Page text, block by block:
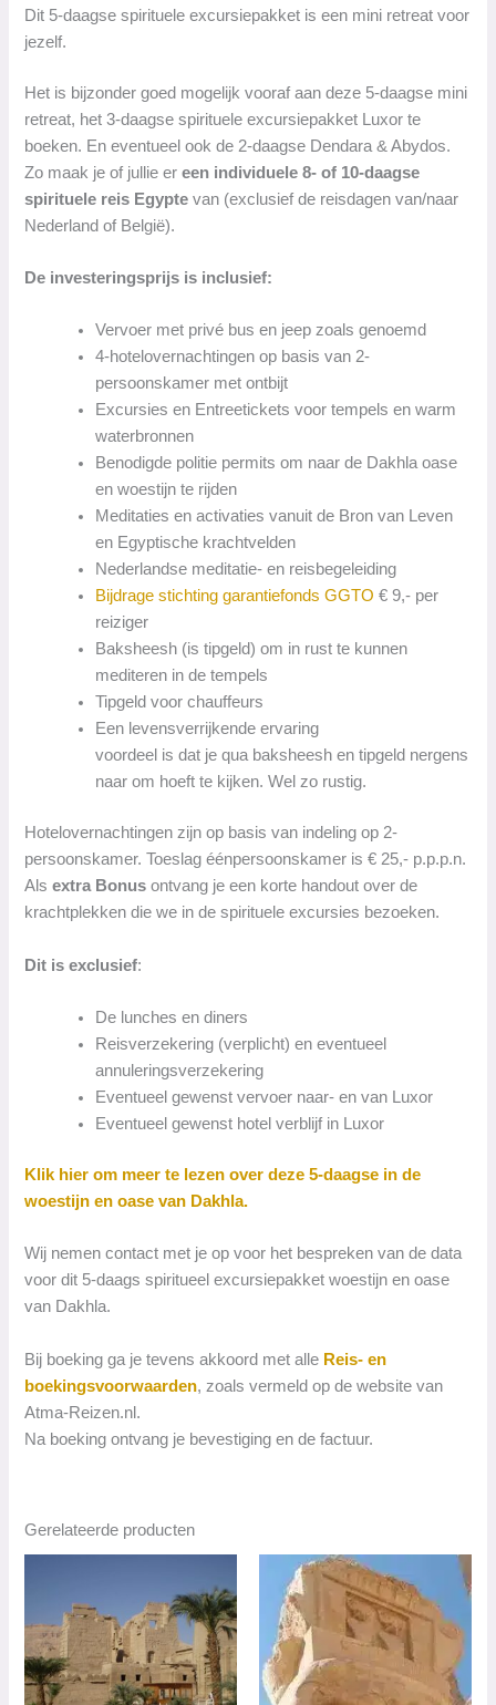
Dit 5-daagse spirituele excursiepakket is een mini retreat voor
jezelf.
Het is bijzonder goed mogelijk vooraf aan deze 5-daagse mini
retreat, het 3-daagse spirituele excursiepakket Luxor te
boeken. En eventueel ook de 2-daagse Dendara & Abydos.
Zo maak je of jullie ereen individuele 8- of 10-daagse
spirituele reis Egypte van (exclusief de reisdagen van/naar
Nederland of België).
De investeringsprijs is inclusief:
Vervoer met privé bus en jeep zoals genoemd
4-hotelovernachtingen op basis van 2-
persoonskamer met ontbijt
Excursies en Entreetickets voor tempels en warm
waterbronnen
Benodigde politie permits om naar de Dakhla oase
en woestijn te rijden
Meditaties en activaties vanuit de Bron van Leven
en Egyptische krachtvelden
Nederlandse meditatie- en reisbegeleiding
Bijdrage stichting garantiefonds GGTO € 9,- per
reiziger
Baksheesh (is tipgeld) om in rust te kunnen
mediteren in de tempels
Tipgeld voor chauffeurs
Een levensverrijkende ervaring
voordeel is dat je qua baksheesh en tipgeld nergens
naar om hoeft te kijken. Wel zo rustig.
Hotelovernachtingen zijn op basis van indeling op 2-
persoonskamer. Toeslag éénpersoonskamer is € 25,- p.p.p.n.
Alsextra Bonus ontvang je een korte handout over de
krachtplekken die we in de spirituele excursies bezoeken.
Dit is exclusief:
De lunches en diners
Reisverzekering (verplicht) en eventueel
annuleringsverzekering
Eventueel gewenst vervoer naar- en van Luxor
Eventueel gewenst hotel verblijf in Luxor
Klik hier om meer te lezen over deze 5-daagse in de
woestijn en oase van Dakhla.
Wij nemen contact met je op voor het bespreken van de data
voor dit 5-daags spiritueel excursiepakket woestijn en oase
van Dakhla.
Bij boeking ga je tevens akkoord met alle Reis- en
boekingsvoorwaarden, zoals vermeld op de website van
Atma-Reizen.nl.
Na boeking ontvang je bevestiging en de factuur.
Gerelateerde producten